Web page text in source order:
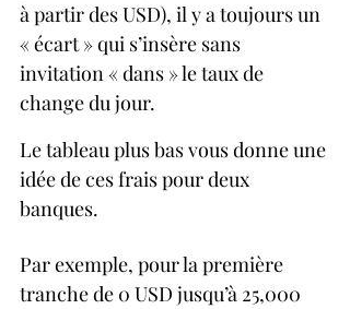
à partir des USD), il y a toujours un
« écart » qui s’insère sans
invitation « dans » le taux de
change du jour.
Le tableau plus bas vous donne une
idée de ces frais pour deux
banques.
Par exemple, pour la première
tranche de 0 USD jusqu’à 25,000